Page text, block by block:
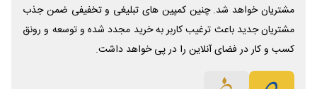
مشتریان خواهد شد. چنین کمپین های تبلیغی و تخفیفی ضمن جذب
مشتریان جدید باعث ترغیب کاربر به خرید مجدد شده و توسعه و رونق
کسب و کار در فضای آنلاین را در پی خواهد داشت.